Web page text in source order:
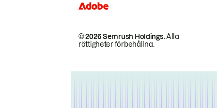
© 2026 Semrush Holdings.Alla
rättigheter förbehållna.